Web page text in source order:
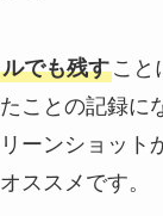
でも残すこと
ことの記録に
ーンショット
ススメです。